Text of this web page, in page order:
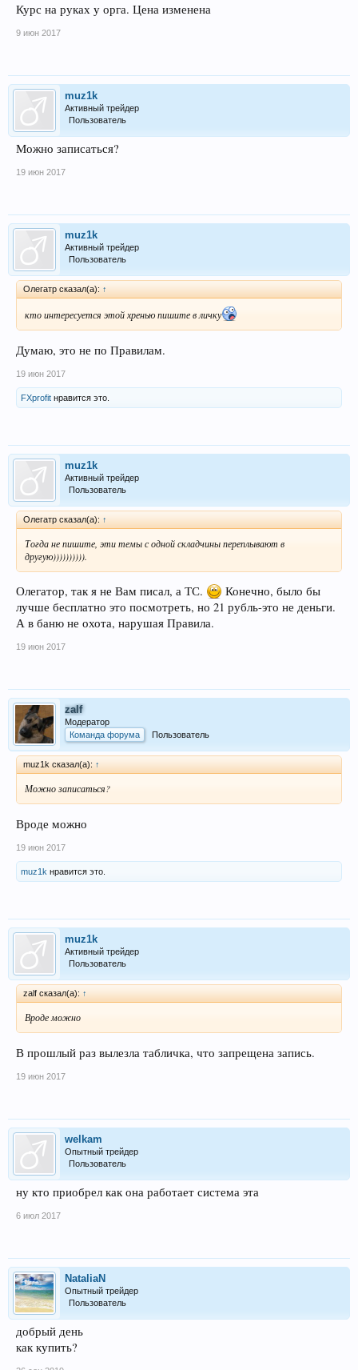
Курс на руках у орга. Цена изменена
9 июн 2017
muz1k
Активный трейдер
Пользователь
Можно записаться?
19 июн 2017
muz1k
Активный трейдер
Пользователь
Олегатр сказал(а): ↑
кто интересуется этой хренью пишите в личку
Думаю, это не по Правилам.
19 июн 2017
FXprofit нравится это.
muz1k
Активный трейдер
Пользователь
Олегатр сказал(а): ↑
Тогда не пишите, эти темы с одной складчины переплывают в
другую)))))))))).
Олегатор, так я не Вам писал, а ТС.
Конечно, было бы
лучше бесплатно это посмотреть, но 21 рубль-это не деньги.
А в баню не охота, нарушая Правила.
19 июн 2017
zalf
Модератор
Команда форума
Пользователь
muz1k сказал(а): ↑
Можно записаться?
Вроде можно
19 июн 2017
muz1k нравится это.
muz1k
Активный трейдер
Пользователь
zalf сказал(а): ↑
Вроде можно
В прошлый раз вылезла табличка, что запрещена запись.
19 июн 2017
welkam
Опытный трейдер
Пользователь
ну кто приобрел как она работает система эта
6 июл 2017
NataliaN
Опытный трейдер
Пользователь
добрый день
как купить?